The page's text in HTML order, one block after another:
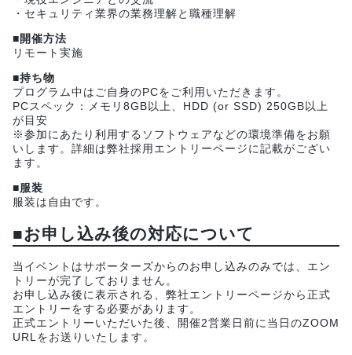
・セキュリティ業界の業務理解と職種理解
■開催方法
リモート実施
■持ち物
プログラム中はご自身のPCをご利用いただきます。
PCスペック：メモリ8GB以上、HDD (or SSD) 250GB以上
が目安
※参加にあたり利用するソフトウェアなどの環境準備をお願
いします。詳細は弊社採用エントリーページに記載がござい
ます。
■服装
服装は自由です。
■お申し込み後の対応について
当イベントはサポーターズからのお申し込みのみでは、エン
トリーが完了しておりません。
お申し込み後に表示される、弊社エントリーページから正式
エントリーをする必要があります。
正式エントリーいただいた後、開催2営業日前に当日のZOOM
URLをお送りいたします。